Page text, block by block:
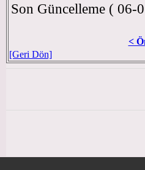
Son Güncelleme ( 06-
<
[Geri Dön]